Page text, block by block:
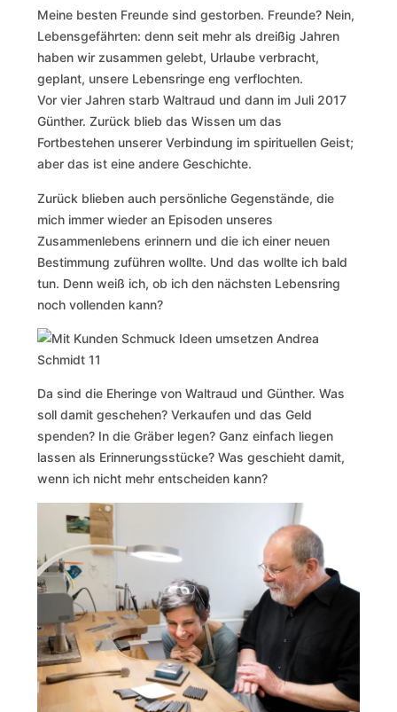
Meine besten Freunde sind gestorben. Freunde? Nein,
Lebensgefährten: denn seit mehr als dreißig Jahren
haben wir zusammen gelebt, Urlaube verbracht,
geplant, unsere Lebensringe eng verflochten.
Vor vier Jahren starb Waltraud und dann im Juli 2017
Günther. Zurück blieb das Wissen um das
Fortbestehen unserer Verbindung im spirituellen Geist;
aber das ist eine andere Geschichte.
Zurück blieben auch persönliche Gegenstände, die
mich immer wieder an Episoden unseres
Zusammenlebens erinnern und die ich einer neuen
Bestimmung zuführen wollte. Und das wollte ich bald
tun. Denn weiß ich, ob ich den nächsten Lebensring
noch vollenden kann?
Da sind die Eheringe von Waltraud und Günther. Was
soll damit geschehen? Verkaufen und das Geld
spenden? In die Gräber legen? Ganz einfach liegen
lassen als Erinnerungsstücke? Was geschieht damit,
wenn ich nicht mehr entscheiden kann?